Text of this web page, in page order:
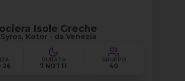
Isole Greche
Kotor - da Venezia
26
DURATA
7 NOTTI
GRUPPO
40